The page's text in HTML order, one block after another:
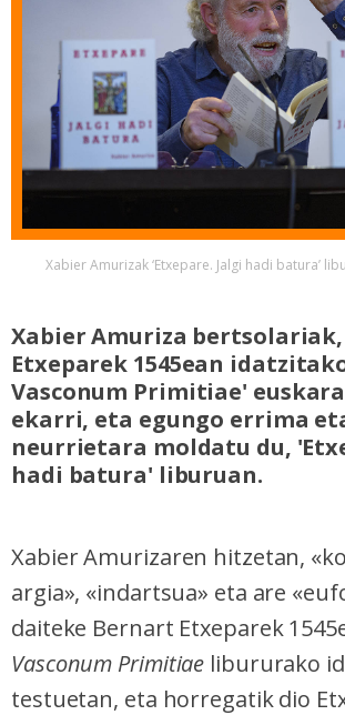
Xabier Amurizak ‘Etxepare. Jalgi hadi batura’
Xabier Amuriza
Etxeparek 1545ean
Vasconum Primitiae'
ekarri, eta egungo errima
neurrietara moldatu du,
hadi batura' liburuan.
Xabier Amurizaren hitzetan,
argia», «indartsua» eta are
daiteke Bernart Etxeparek
Vasconum Primitiae libururako
testuetan, eta horregatik dio